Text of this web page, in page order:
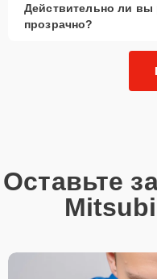
Действительно ли вы
прозрачно?
Оставьте